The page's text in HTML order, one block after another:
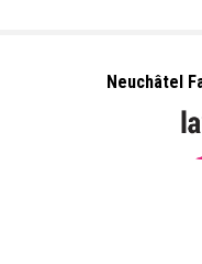
Neuchâtel